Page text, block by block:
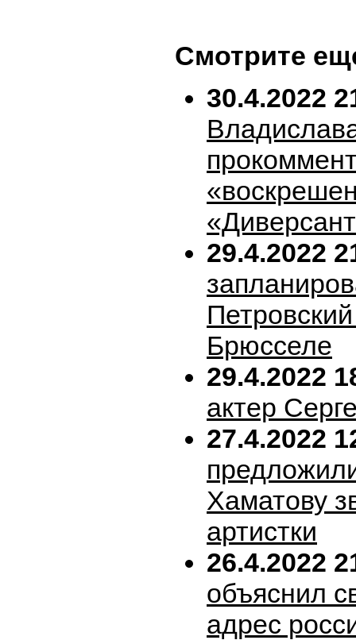
Смотрите
30.4.2022
29.4.2022
Брюсселе
29.4.2022
актер
27.4.2022
Хаматову
артистки
26.4.2022
объяснил
адрес